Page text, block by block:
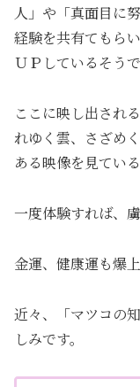
人」や「真面目に
経験を共有てもら
ＵＰしているそうで
ここに映し出され
れゆく雲、さざめ
ある映像を見てい
一度体験すれば、
金運、健康運も爆
近々、「マツコの
しみです。